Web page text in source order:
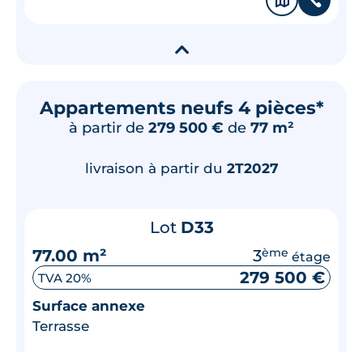
▾
Appartements neufs 4 pièces*
à partir de 279 500 € de 77 m²
livraison à partir du 2T2027
Lot D33
77.00 m²
3ème étage
TVA 20% 279 500 €
Surface annexe
Terrasse